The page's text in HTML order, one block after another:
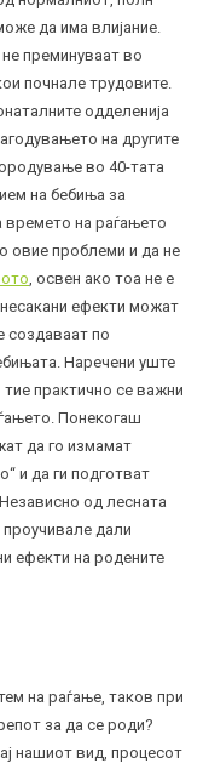
да има влијание.
преминуваат во
почнале трудовите.
одделенија
на другите
во 40-тата
на бебиња за
времето на раѓањето
овие проблеми и да не
, освен ако тоа не е
ефекти можат
создаваат по
Наречени уште
практично се важни
Понекогаш
да го измамат
и да ги подготват
од лесната
дали
ефекти на родените
на раѓање, таков при
за да се роди?
нашиот вид, процесот